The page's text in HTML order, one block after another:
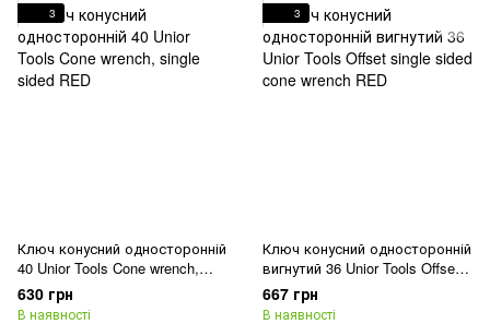
3
Ключ конусний односторонній
40 Unior Tools Cone wrench,
single sided RED
630 грн
В наявності
3
Ключ конусний односторонній
вигнутий 36 Unior Tools Offset
single sided cone wrench RED
667 грн
В наявності